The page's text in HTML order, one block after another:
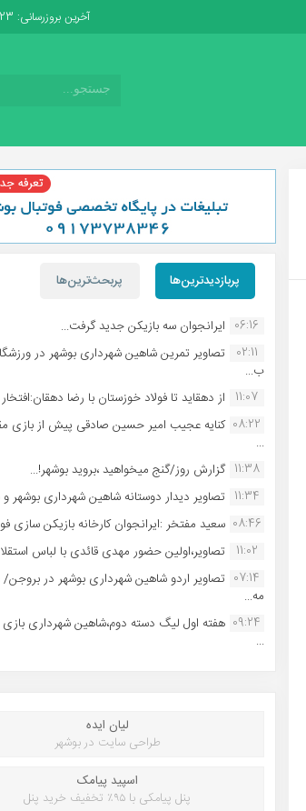
آخرین بروزرسانی: 23 ژانویه 2020
پربازدیدترین‌ها پربحث‌ترین‌ها
06:16 ایرانجوان سه بازیکن جدید گرفت...
02:11
تصاویر تمرین شاهین شهردارى بوشهر در
ب...
11:07 از دهقاید تا فولاد خوزستان با رضا
08:22 کنایه عجیب امیر حسین صادقی پیش از بازی
...
11:38 گزارش روز/گنج میخواهید ،بروید بوشهر!...
11:34 تصاویر دیدار دوستانه شاهین شهردارى بوشهر
08:46 سعید مفتخر :ایرانجوان کارخانه بازیکن سازی
11:02
تصاویر،اولین حضور مهدی قائدی با لباس
07:14 تصاویر اردو شاهین شهرداری بوشهر در
مه...
09:24 هفته اول لیگ دسته دوم،شاهین شهرداری بازی
...
لیان ایده
طراحی سایت در بوشهر
اسپید پیامک
پنل پیامکی با ۹۵٪ تخفیف خرید پنل